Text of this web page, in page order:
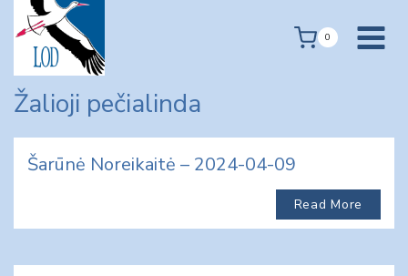
content
0
Žalioji pečialinda
Šarūnė Noreikaitė – 2024-04-09
Read More